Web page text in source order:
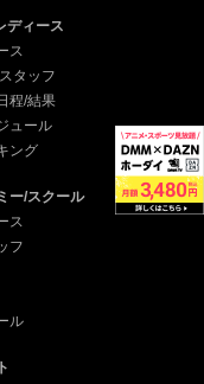
ディース
ス
タッフ
程/結果
ュール
ング
ー/スクール
ス
フ
ル